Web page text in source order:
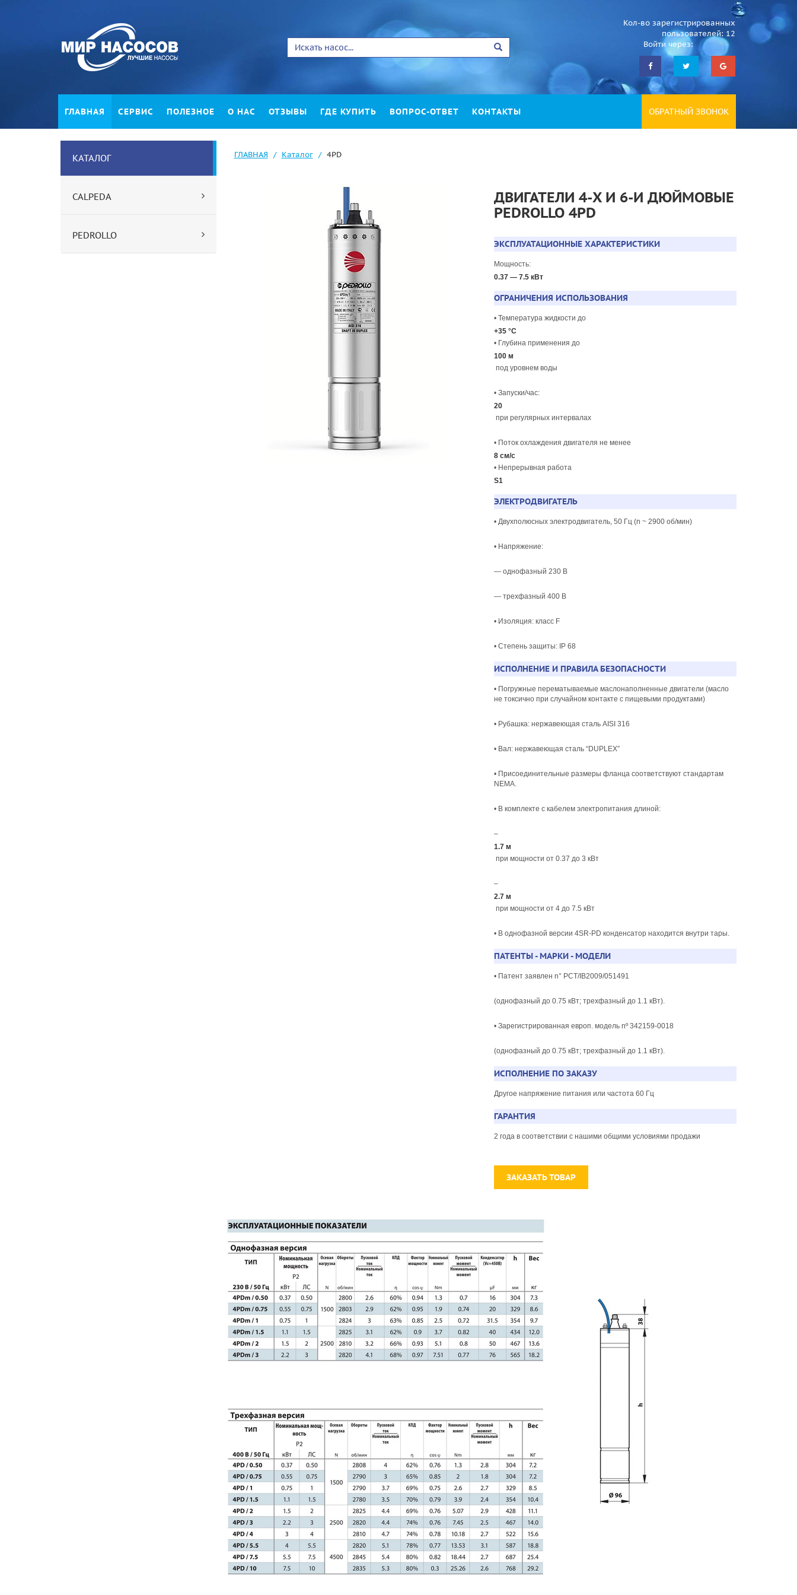
Кол-во зарегистрированных
пользователей: 12
Войти через:
ГЛАВНАЯ СЕРВИС ПОЛЕЗНОЕ О НАС ОТЗЫВЫ ГДЕ КУПИТЬ ВОПРОС-ОТВЕТ КОНТАКТЫ ОБРАТНЫЙ ЗВОНОК
КАТАЛОГ
CALPEDA
PEDROLLO
ГЛАВНАЯ Каталог 4PD
ДВИГАТЕЛИ 4-X И 6-И ДЮЙМОВЫЕ
PEDROLLO 4PD
ЭКСПЛУАТАЦИОННЫЕ ХАРАКТЕРИСТИКИ
Мощность:
0.37 — 7.5 кВт
ОГРАНИЧЕНИЯ ИСПОЛЬЗОВАНИЯ
• Температура жидкости до
+35 °C
• Глубина применения до
100 м
под уровнем воды
• Запуски/час:
20
при регулярных интервалах
• Поток охлаждения двигателя не менее
8 см/с
• Непрерывная работа
S1
ЭЛЕКТРОДВИГАТЕЛЬ
• Двухполюсных электродвигатель, 50 Гц (n ~ 2900 об/мин)
• Напряжение:
— однофазный 230 В
— трехфазный 400 В
• Изоляция: класс F
• Степень защиты: IP 68
ИСПОЛНЕНИЕ И ПРАВИЛА БЕЗОПАСНОСТИ
• Погружные перематываемые маслонаполненные двигатели (масло
не токсично при случайном контакте с пищевыми продуктами)
• Рубашка: нержавеющая сталь AISI 316
• Вал: нержавеющая сталь “DUPLEX”
• Присоединительные размеры фланца соответствуют стандартам
NEMA.
• В комплекте с кабелем электропитания длиной:
–
1.7 м
при мощности от 0.37 до 3 кВт
–
2.7 м
при мощности от 4 до 7.5 кВт
• В однофазной версии 4SR-PD конденсатор находится внутри тары.
ПАТЕНТЫ - МАРКИ - МОДЕЛИ
• Патент заявлен n° PCT/IB2009/051491
(однофазный до 0.75 кВт; трехфазный до 1.1 кВт).
• Зарегистрированная европ. модель nº 342159-0018
(однофазный до 0.75 кВт; трехфазный до 1.1 кВт).
ИСПОЛНЕНИЕ ПО ЗАКАЗУ
Другое напряжение питания или частота 60 Гц
ГАРАНТИЯ
2 года в соответствии с нашими общими условиями продажи
ЗАКАЗАТЬ ТОВАР